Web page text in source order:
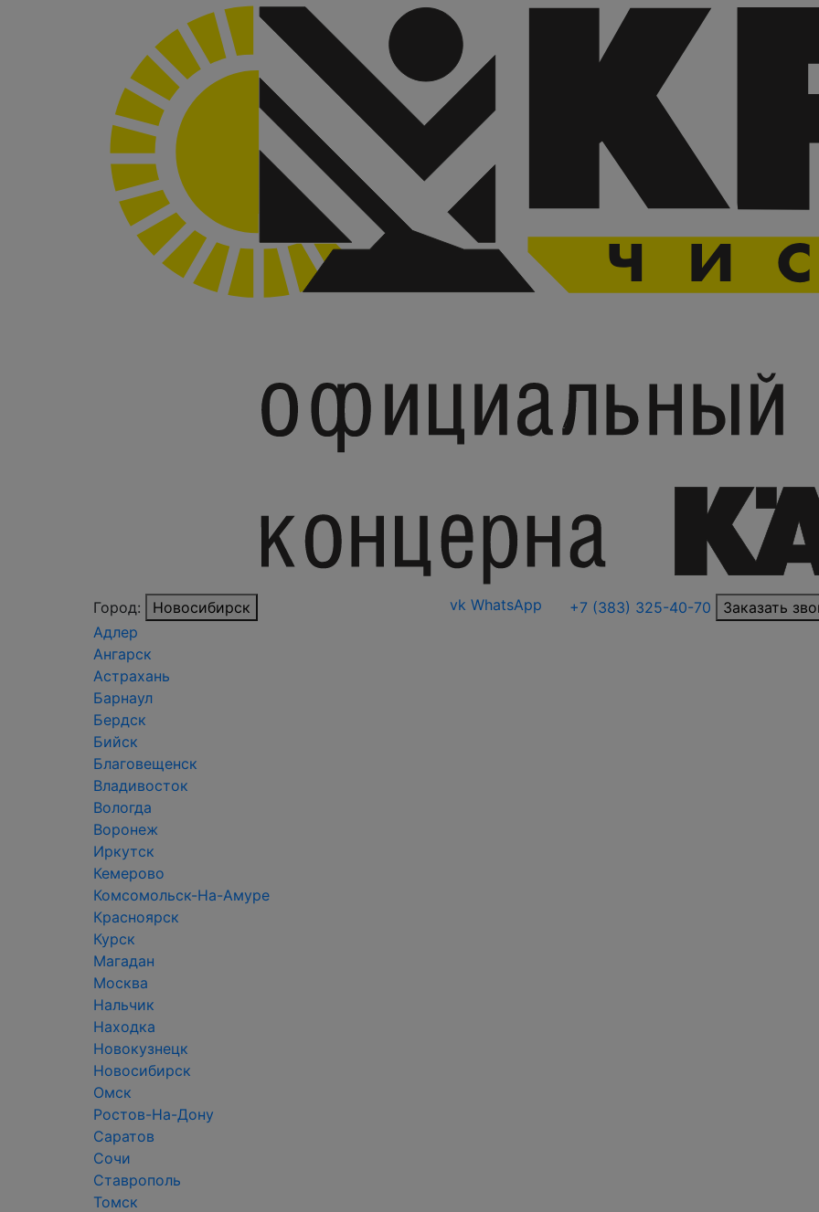
Город:
Новосибирск
Адлер
Ангарск
Астрахань
Барнаул
Бердск
Бийск
Благовещенск
Владивосток
Вологда
Воронеж
Иркутск
Кемерово
Комсомольск-На-Амуре
Красноярск
Курск
Магадан
Москва
Нальчик
Находка
Новокузнецк
Новосибирск
Омск
Ростов-На-Дону
Саратов
Сочи
Ставрополь
Томск
vk WhatsApp +7 (383) 325-40-70 Заказать